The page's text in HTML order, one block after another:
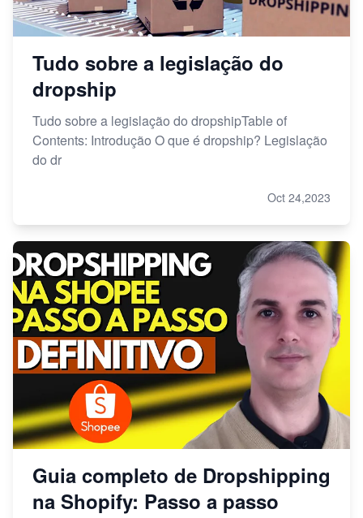
Tudo sobre a legislação do
dropship
Tudo sobre a legislação do dropshipTable of
Contents: Introdução O que é dropship? Legislação
do dr
Oct 24,2023
Guia completo de Dropshipping
na Shopify: Passo a passo